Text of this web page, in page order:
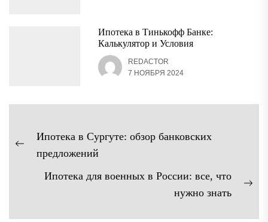
Ипотека в Тинькофф Банке:
Калькулятор и Условия
REDACTOR
7 НОЯБРЯ 2024
Навигация
по
записям
Предыдущая
Ипотека в Сургуте: обзор банковских
предложений
Ипотека для военных в России: все, что
нужно знать